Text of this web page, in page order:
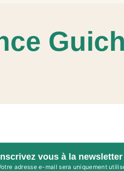
vous à la newsletter
adresse e-mail sera uniquement